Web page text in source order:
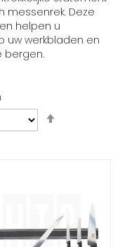
messenrek. Deze
helpen u
uw werkbladen en
bergen.